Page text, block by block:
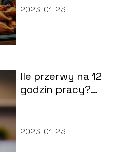
gastronomii
2023-01-23
Ile przerwy na 12
godzin pracy?
2023-01-23